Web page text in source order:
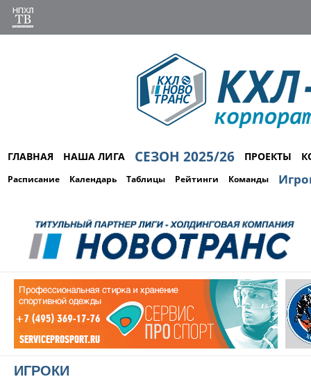
ГЛАВНАЯ НАША ЛИГА СЕЗОН 2025/26 ПРОЕКТЫ
Расписание Календарь Таблицы Рейтинги Команды
ИГРОКИ